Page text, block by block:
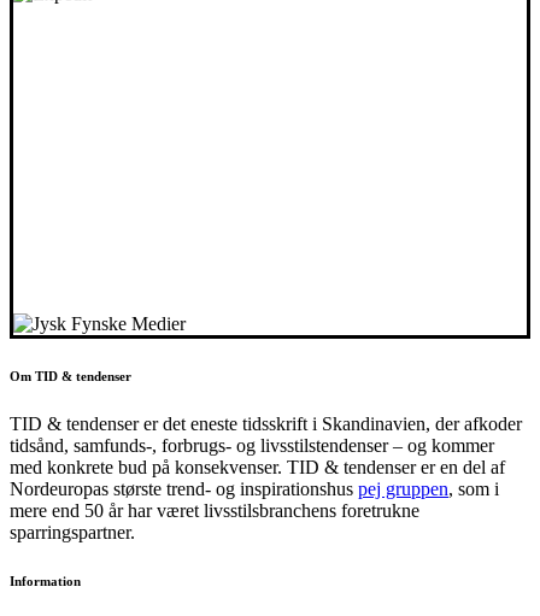
Om TID & tendenser
TID & tendenser er det eneste tidsskrift i Skandinavien, der afkoder
tidsånd, samfunds-, forbrugs- og livsstilstendenser – og kommer
med konkrete bud på konsekvenser. TID & tendenser er en del af
Nordeuropas største trend- og inspirationshus pej gruppen, som i
mere end 50 år har været livsstilsbranchens foretrukne
sparringspartner.
Information